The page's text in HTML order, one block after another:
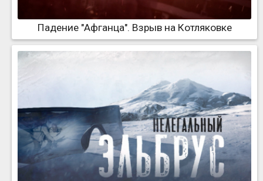
Падение "Афганца". Взрыв на Котляковке